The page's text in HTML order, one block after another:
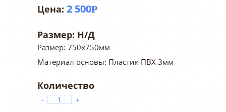
2 500Р
Размер: Н/Д
Размер: 750х750мм
Материал основы: Пластик ПВХ 3мм
- +